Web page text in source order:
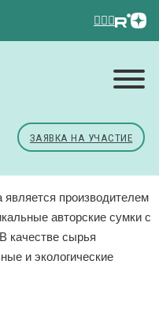
ЗАЯВКА НА УЧАСТИЕ
производителем
авторские сумки с
качестве сырья
и экологические